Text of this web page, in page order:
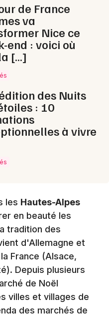
de France
va
Nice ce
end : voici où
[…]
des Nuits
: 10
à vivre
les Hautes-Alpes
en beauté les
tradition des
d'Allemagne et
France (Alsace,
Depuis plusieurs
de Noël
villes et villages de
des marchés de